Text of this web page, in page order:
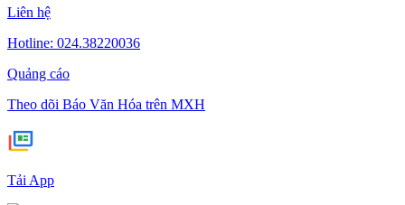
Liên hệ
Hotline: 024.38220036
Quảng cáo
Theo dõi Báo Văn Hóa trên MXH
Tải App